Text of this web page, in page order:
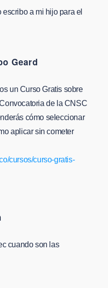
a mi hijo para el
Geard
un Curso Gratis sobre
de la CNSC
cómo seleccionar
aplicar sin cometer
cursos/curso-gratis-
cuando son las